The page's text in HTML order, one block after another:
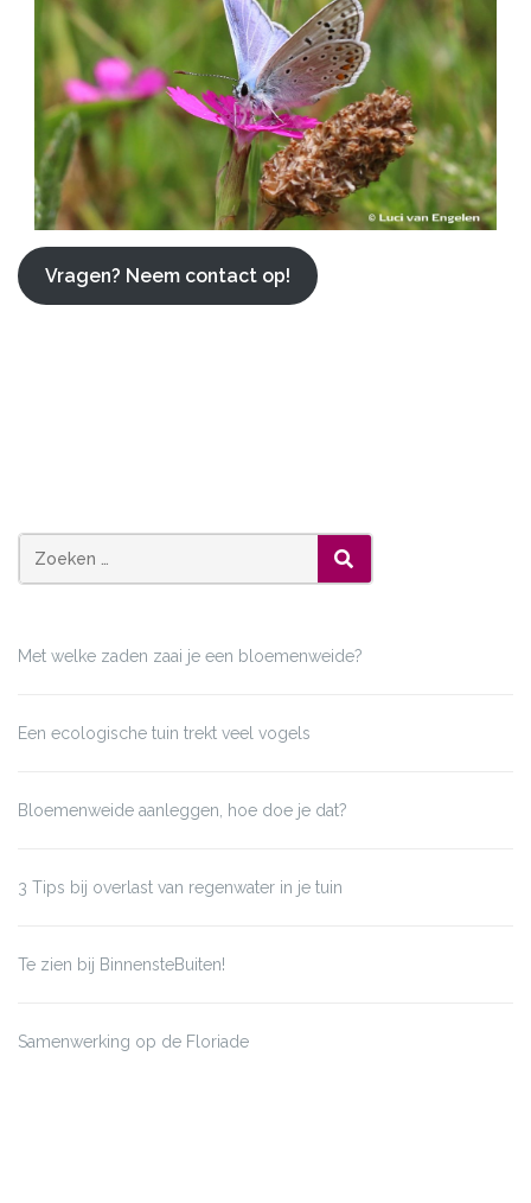
Vragen? Neem contact op!
Zoeken
naar:
ZOEKEN
Met welke zaden zaai je een bloemenweide?
Een ecologische tuin trekt veel vogels
Bloemenweide aanleggen, hoe doe je dat?
3 Tips bij overlast van regenwater in je tuin
Te zien bij BinnensteBuiten!
Samenwerking op de Floriade